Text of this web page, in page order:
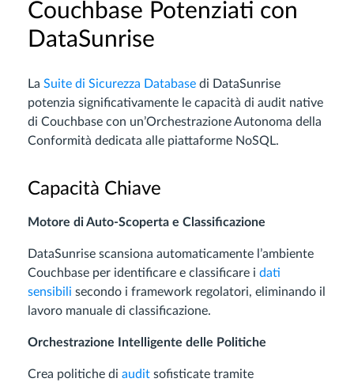
Couchbase Potenziati con
DataSunrise
La Suite di Sicurezza Database di DataSunrise
potenzia significativamente le capacità di audit native
di Couchbase con un’Orchestrazione Autonoma della
Conformità dedicata alle piattaforme NoSQL.
Capacità Chiave
Motore di Auto-Scoperta e Classificazione
DataSunrise scansiona automaticamente l’ambiente
Couchbase per identificare e classificare i dati
sensibili secondo i framework regolatori, eliminando il
lavoro manuale di classificazione.
Orchestrazione Intelligente delle Politiche
Crea politiche di audit sofisticate tramite